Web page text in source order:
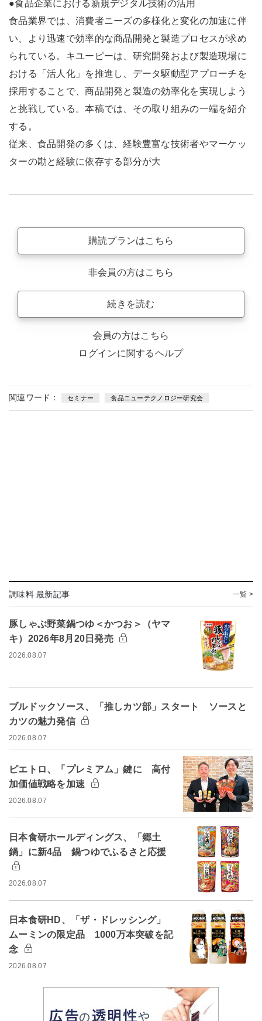
●食品企業における新規デジタル技術の活用
食品業界では、消費者ニーズの多様化と変化の加速に伴
い、より迅速で効率的な商品開発と製造プロセスが求め
られている。キユーピーは、研究開発および製造現場に
おける「活人化」を推進し、データ駆動型アプローチを
採用することで、商品開発と製造の効率化を実現しよう
と挑戦している。本稿では、その取り組みの一端を紹介
する。
従来、食品開発の多くは、経験豊富な技術者やマーケッ
ターの勘と経験に依存する部分が大
購読プランはこちら
非会員の方はこちら
続きを読む
会員の方はこちら
ログインに関するヘルプ
関連ワード： セミナー 食品ニューテクノロジー研究会
調味料 最新記事 一覧 >
豚しゃぶ野菜鍋つゆ＜かつお＞（ヤマ
キ）2026年8月20日発売
2026.08.07
ブルドックソース、「推しカツ部」スタート ソースと
カツの魅力発信
2026.08.07
ピエトロ、「プレミアム」鍵に 高付
加価値戦略を加速
2026.08.07
日本食研ホールディングス、「郷土
鍋」に新4品 鍋つゆでふるさと応援
2026.08.07
日本食研HD、「ザ・ドレッシング」
ムーミンの限定品 1000万本突破を記
念
2026.08.07